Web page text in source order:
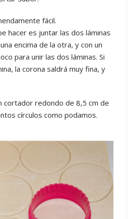
fácil.
hacer es juntar las dos láminas
encima de la otra, y con un
para unir las dos láminas. Si
la corona saldrá muy fina, y
cortador redondo de 8,5 cm de
círculos como podamos.